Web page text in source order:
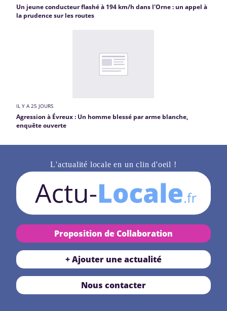
Un jeune conducteur flashé à 194 km/h dans l'Orne : un appel à
la prudence sur les routes
IL Y A 25 JOURS
Agression à Évreux : Un homme blessé par arme blanche,
enquête ouverte
L'actualité locale en un clin d'oeil !
Proposition de Collaboration
+ Ajouter une actualité
Nous contacter